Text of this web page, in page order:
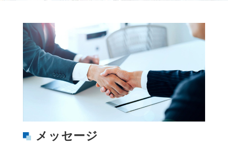
メッセージ